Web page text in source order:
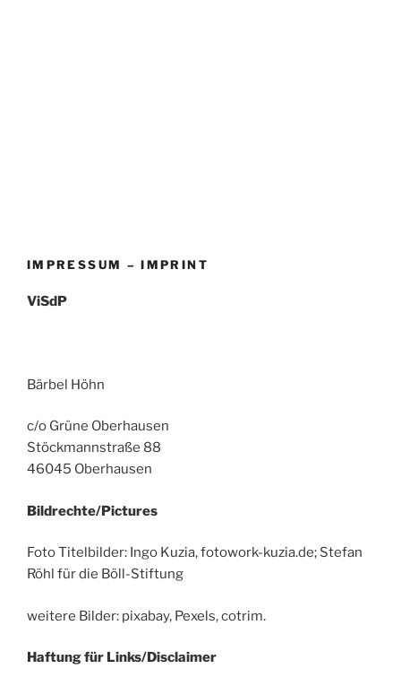
IMPRESSUM – IMPRINT
ViSdP
Bärbel Höhn
c/o Grüne Oberhausen
Stöckmannstraße 88
46045 Oberhausen
Bildrechte/Pictures
Foto Titelbilder: Ingo Kuzia, fotowork-kuzia.de; Stefan
Röhl für die Böll-Stiftung
weitere Bilder: pixabay, Pexels, cotrim.
Haftung für Links/Disclaimer